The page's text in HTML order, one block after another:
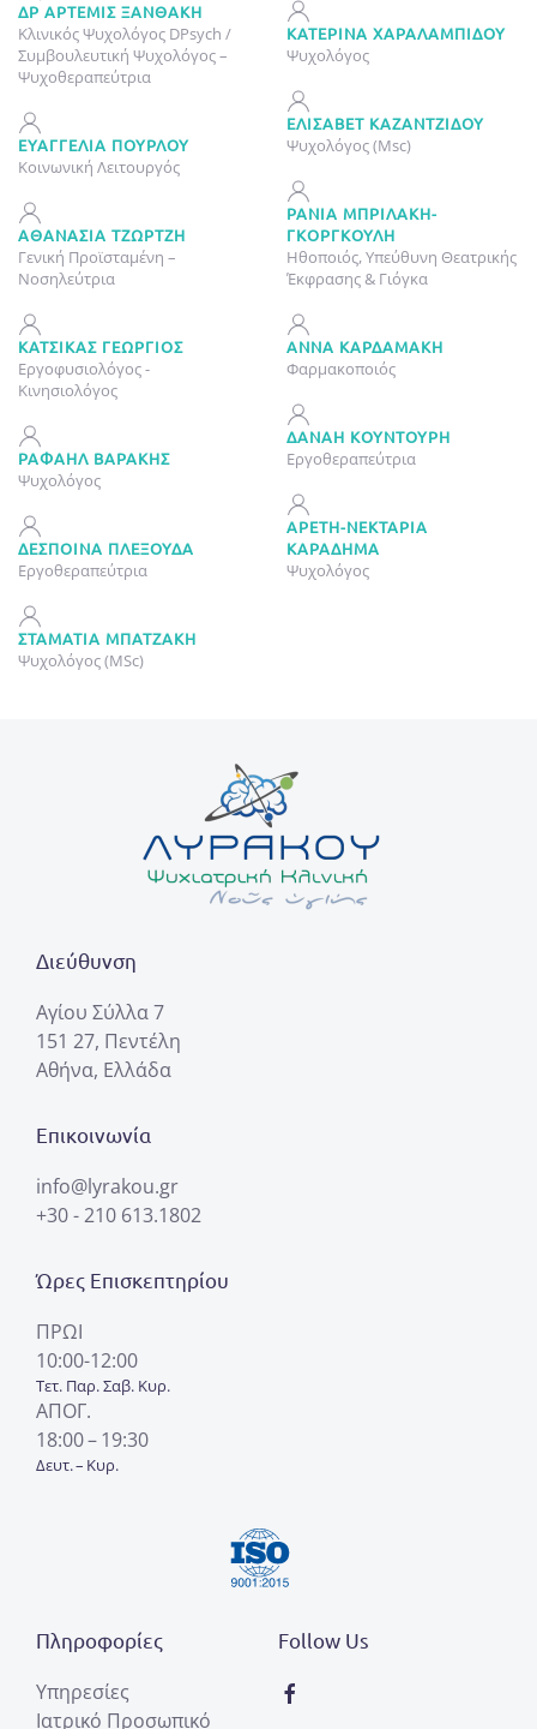
ΔΡ ΆΡΤΕΜΙΣ ΞΑΝΘΆΚΗ
Κλινικός Ψυχολόγος DPsych /
Συμβουλευτική Ψυχολόγος –
Ψυχοθεραπεύτρια
ΚΑΤΕΡΊΝΑ ΧΑΡΑΛΑΜΠΊΔΟΥ
Ψυχολόγος
ΕΥΑΓΓΕΛΊΑ ΠΟΎΡΛΟΥ
Κοινωνική Λειτουργός
ΕΛΙΣΆΒΕΤ ΚΑΖΑΝΤΖΊΔΟΥ
Ψυχολόγος (Msc)
ΑΘΑΝΑΣΊΑ ΤΖΏΡΤΖΗ
Γενική Προϊσταμένη –
Νοσηλεύτρια
ΡΆΝΙΑ ΜΠΡΙΛΆΚΗ-
ΓΚΟΡΓΚΟΎΛΗ
Ηθοποιός, Υπεύθυνη Θεατρικής
Έκφρασης & Γιόγκα
ΚΑΤΣΙΚΆΣ ΓΕΏΡΓΙΟΣ
Εργοφυσιολόγος -
Κινησιολόγος
ΆΝΝΑ ΚΑΡΔΑΜΆΚΗ
Φαρμακοποιός
ΡΑΦΑΉΛ ΒΑΡΆΚΗΣ
Ψυχολόγος
ΔΑΝΆΗ ΚΟΥΝΤΟΎΡΗ
Εργοθεραπεύτρια
ΔΈΣΠΟΙΝΑ ΠΛΕΞΟΎΔΑ
Εργοθεραπεύτρια
ΑΡΕΤΉ-ΝΕΚΤΑΡΊΑ
ΚΑΡΑΔΉΜΑ
Ψυχολόγος
ΣΤΑΜΑΤΊΑ ΜΠΑΤΖΆΚΗ
Ψυχολόγος (MSc)
Διεύθυνση
Αγίου Σύλλα 7
151 27, Πεντέλη
Αθήνα, Ελλάδα
Επικοινωνία
info@lyrakou.gr
+30 - 210 613.1802
Ώρες Επισκεπτηρίου
ΠΡΩΙ
10:00-12:00
Τετ. Παρ. Σαβ. Κυρ.
ΑΠΟΓ.
18:00 – 19:30
Δευτ. – Κυρ.
Πληροφορίες
Υπηρεσίες
Ιατρικό Προσωπικό
Follow Us